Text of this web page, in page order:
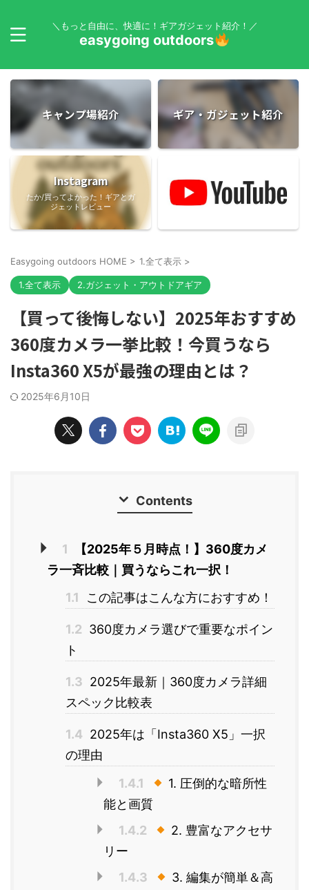
＼もっと自由に、快適に！ギアガジェット紹介！／
easygoing outdoors
キャンプ場紹介 ギア・ガジェット紹介
Instagram
たか/買ってよかった！ギアとガ
ジェットレビュー
Easygoing outdoors HOME > 1.全て表示 >
1.全て表示 2.ガジェット・アウトドアギア
【買って後悔しない】2025年おすすめ
360度カメラ一挙比較！今買うなら
Insta360 X5が最強の理由とは？
2025年6月10日
Contents
1
【2025年５月時点！】360度カメ
ラ一斉比較｜買うならこれ一択！
1.1
この記事はこんな方におすすめ！
1.2 360度カメラ選びで重要なポイン
ト
1.3 2025年最新｜360度カメラ詳細
スペック比較表
1.4 2025年は「Insta360 X5」一択
の理由
1.4.1
1. 圧倒的な暗所性
能と画質
1.4.2
2. 豊富なアクセサ
リー
1.4.3
3. 編集が簡単＆高